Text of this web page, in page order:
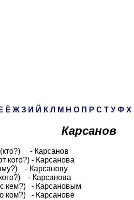
Е Ё Ж З И Й К Л М Н О П Р С Т У Ф Х
Карсанов
- Карсанов
кого?) - Карсанова
- Карсанову
- Карсанова
кем?) - Карсановым
ком?) - Карсанове